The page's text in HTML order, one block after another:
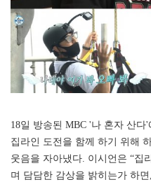
18일 방송된 MBC '나 혼자 산
집라인 도전을 함께 하기 위해
웃음을 자아냈다. 이시언은 “집
며 담담한 감상을 밝히는가 하